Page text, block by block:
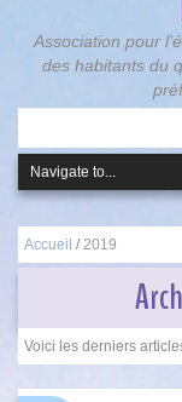
Association pour
des habitants du
Accueil / 2019